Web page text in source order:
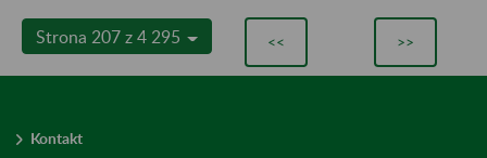
Strona 207 z 4 295 << >>
Kontakt